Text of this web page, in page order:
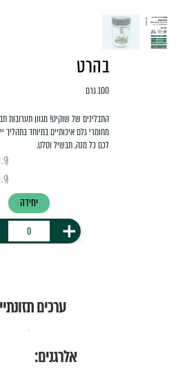
בהרט
100 גרם
התבלינים של שוקיט! מגוון תערובות
מחומרי גלם איכותיים במיוחד בתהליך
לכם כל מנה, תבשיל וסלט.
(₪10.9 / יחידה)
(₪10.9 / 100 גרם)
יחידה
+
ערכים
אלרגנים: